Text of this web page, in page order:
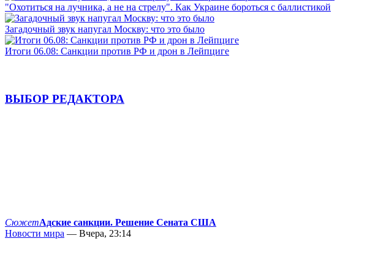
"Охотиться на лучника, а не на стрелу". Как Украине бороться с баллистикой
Загадочный звук напугал Москву: что это было
Итоги 06.08: Санкции против РФ и дрон в Лейпциге
ВЫБОР РЕДАКТОРА
СюжетАдские санкции. Решение Сената США
Новости мира — Вчера, 23:14